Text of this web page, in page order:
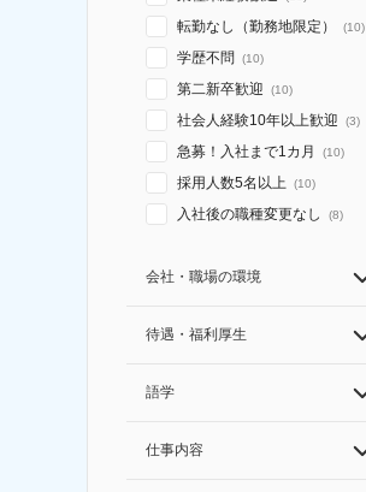
転勤なし（勤務地限定） (10)
学歴不問 (10)
第二新卒歓迎 (10)
社会人経験10年以上歓迎 (3)
急募！入社まで1カ月 (10)
採用人数5名以上 (10)
入社後の職種変更なし (8)
会社・職場の環境
待遇・福利厚生
語学
仕事内容